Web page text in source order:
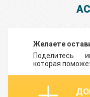
Желаете
Поделитесь
которая